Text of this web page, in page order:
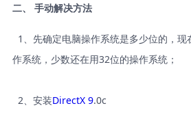
二、 手动解决方法
1、先确定电脑操作系统是多少位的，
作系统，少数还在用32位的操作系统；
2、安装DirectX 9.0c